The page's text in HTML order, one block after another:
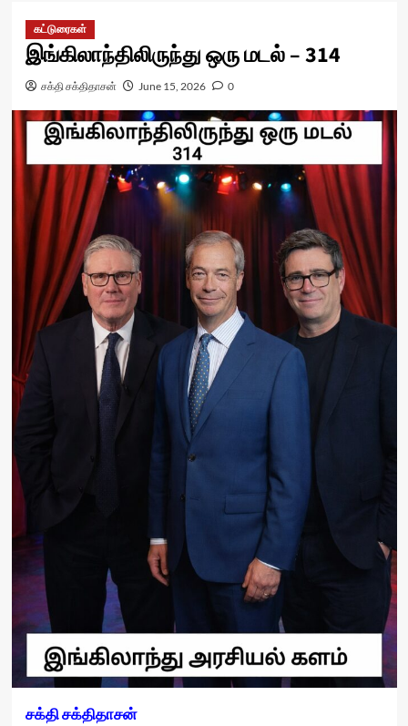
கட்டுரைகள்
இங்கிலாந்திலிருந்து ஒரு மடல் – 314
சக்தி சக்திதாசன் June 15, 2026 0
சக்தி சக்திதாசன்